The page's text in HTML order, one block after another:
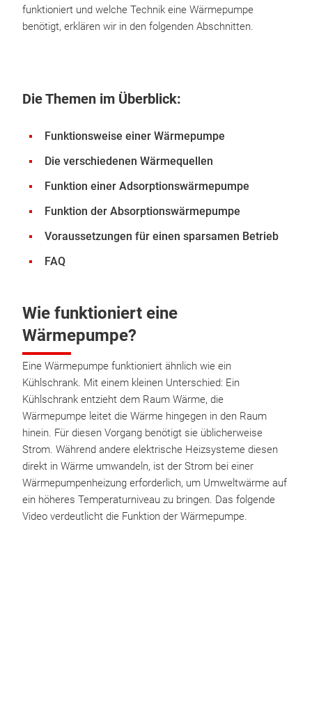
funktioniert und welche Technik eine Wärmepumpe
benötigt, erklären wir in den folgenden Abschnitten.
Die Themen im Überblick:
Funktionsweise einer Wärmepumpe
Die verschiedenen Wärmequellen
Funktion einer Adsorptionswärmepumpe
Funktion der Absorptionswärmepumpe
Voraussetzungen für einen sparsamen Betrieb
FAQ
Wie funktioniert eine
Wärmepumpe?
Eine Wärmepumpe funktioniert ähnlich wie ein
Kühlschrank. Mit einem kleinen Unterschied: Ein
Kühlschrank entzieht dem Raum Wärme, die
Wärmepumpe leitet die Wärme hingegen in den Raum
hinein. Für diesen Vorgang benötigt sie üblicherweise
Strom. Während andere elektrische Heizsysteme diesen
direkt in Wärme umwandeln, ist der Strom bei einer
Wärmepumpenheizung erforderlich, um Umweltwärme auf
ein höheres Temperaturniveau zu bringen. Das folgende
Video verdeutlicht die Funktion der Wärmepumpe.